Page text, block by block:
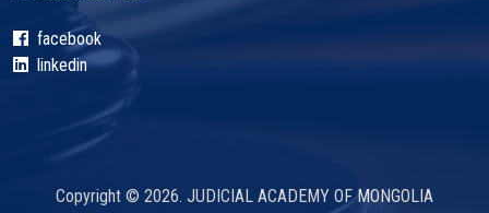
facebook
linkedin
Copyright © 2026. JUDICIAL ACADEMY OF MONGOLIA